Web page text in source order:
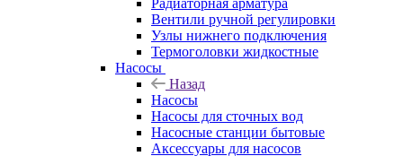
Радиаторная арматура
Вентили ручной регулировки
Узлы нижнего подключения
Термоголовки жидкостные
Насосы
Назад
Насосы
Насосы для сточных вод
Насосные станции бытовые
Аксессуары для насосов